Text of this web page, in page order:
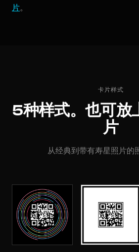
片。
卡片样式
5种样式。也可放
片
从经典到带有寿星照片的